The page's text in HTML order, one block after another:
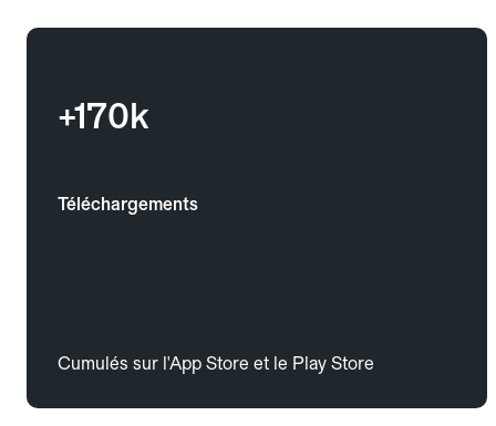
+170k
Téléchargements
Cumulés sur l'App Store et le Play Store